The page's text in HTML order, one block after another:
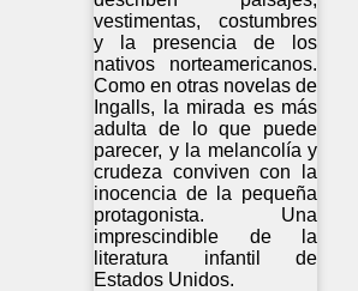
vestimentas, costumbres
y la presencia de los
nativos norteamericanos.
Como en otras novelas de
Ingalls, la mirada es más
adulta de lo que puede
parecer, y la melancolía y
crudeza conviven con la
inocencia de la pequeña
protagonista. Una
imprescindible de la
literatura infantil de
Estados Unidos.